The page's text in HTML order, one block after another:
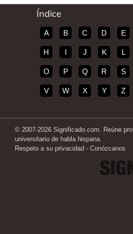
Índice
A B C D E
H I J K L
O P Q R S
V W X Y Z
© 2007-2026 Significado.com. Reúne
universitario de habla hispana.
Respeto a su privacidad - Conózcanos